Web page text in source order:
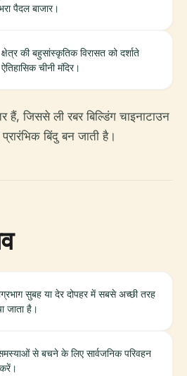
पैदल बाजार।
क्षेत्र की बहुसांस्कृतिक विरासत को दर्शाते
ऐतिहासिक चीनी मंदिर।
जिससे ली रबर बिल्डिंग चाइनाटाउन
बिंदु बन जाती है।
सुबह या देर दोपहर में सबसे अच्छी तरह
जाता है।
समस्याओं से बचने के लिए सार्वजनिक परिवहन